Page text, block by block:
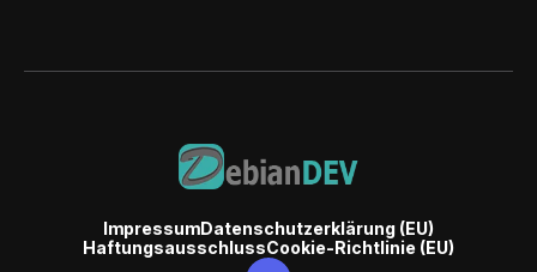
ImpressumDatenschutzerklärung (EU)
HaftungsausschlussCookie-Richtlinie (EU)